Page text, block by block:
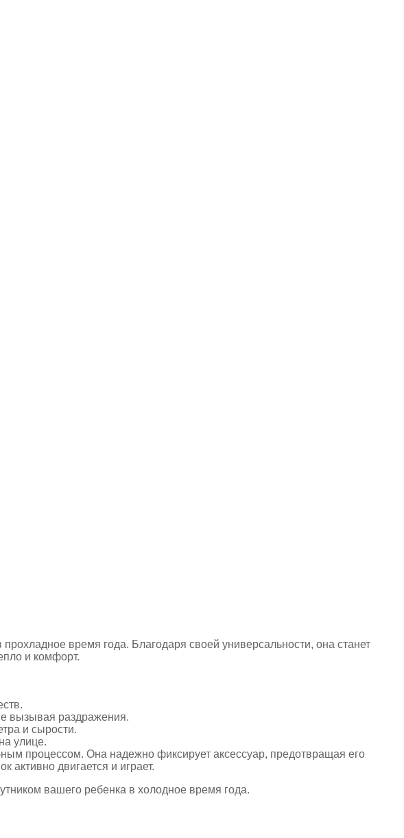
время года. Благодаря своей универсальности, она станет
и комфорт.
вызывая раздражения.
и сырости.
улице.
процессом. Она надежно фиксирует аксессуар, предотвращая его
двигается и играет.
вашего ребенка в холодное время года.